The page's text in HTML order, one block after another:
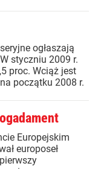
ogłaszają
styczniu 2009 r.
proc. Wciąż jest
początku 2008 r.
Europejskim
europoseł